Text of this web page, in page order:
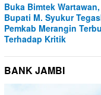
Buka Bimtek Wartawan,
Bupati M. Syukur
Pemkab Merangin
Terhadap Kritik
BANK JAMBI